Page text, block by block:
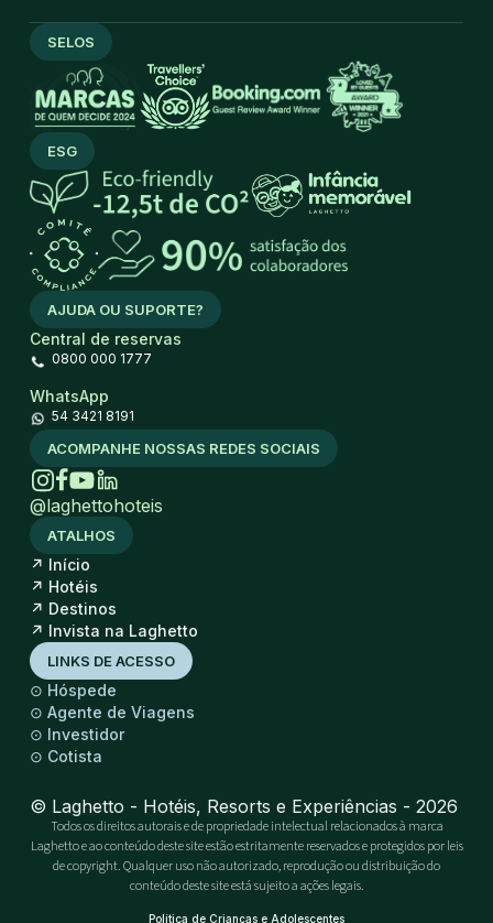
AJUDA OU SUPORTE?
Central de reservas
0800 000 1777
WhatsApp
54 3421 8191
SELOS
ESG
ACOMPANHE NOSSAS REDES SOCIAIS
@laghettohoteis
ATALHOS
↗ Início
↗ Hotéis
↗ Destinos
↗ Invista na Laghetto
LINKS DE ACESSO
⊙ Hóspede
⊙ Agente de Viagens
⊙ Investidor
⊙ Cotista
© Laghetto - Hotéis, Resorts e Experiências - 2026
Todos os direitos autorais e de propriedade intelectual relacionados à marca
Laghetto e ao conteúdo deste site estão estritamente reservados e protegidos por leis
de copyright. Qualquer uso não autorizado, reprodução ou distribuição do
conteúdo deste site está sujeito a ações legais.
Política de Crianças e Adolescentes